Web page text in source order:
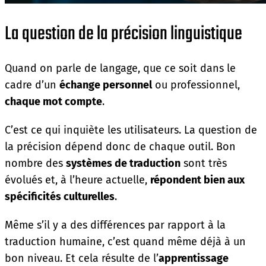
La question de la précision linguistique
Quand on parle de langage, que ce soit dans le
cadre d’un échange personnelou professionnel,
chaque mot compte.
C’est ce qui inquiète les utilisateurs. La question de
la précision dépend donc de chaque outil. Bon
nombre des systèmes de traduction sont très
évolués et, à l’heure actuelle, répondent bien aux
spécificités culturelles.
Même s’il y a des différences par rapport à la
traduction humaine, c’est quand même déjà à un
bon niveau. Et cela résulte de l’apprentissage